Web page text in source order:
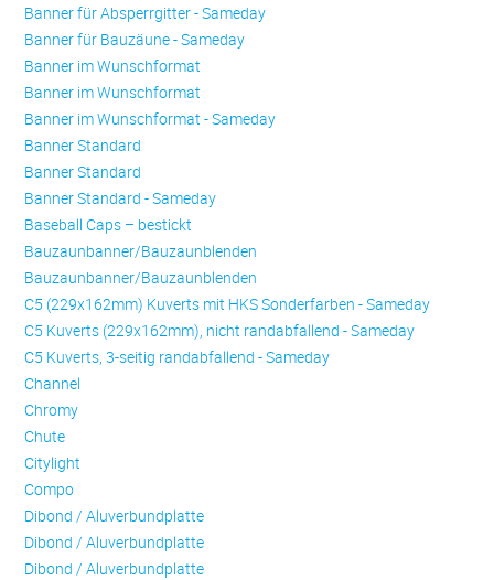
Banner für Absperrgitter - Sameday
Banner für Bauzäune - Sameday
Banner im Wunschformat
Banner im Wunschformat
Banner im Wunschformat - Sameday
Banner Standard
Banner Standard
Banner Standard - Sameday
Baseball Caps – bestickt
Bauzaunbanner/Bauzaunblenden
Bauzaunbanner/Bauzaunblenden
C5 (229x162mm) Kuverts mit HKS Sonderfarben - Sameday
C5 Kuverts (229x162mm), nicht randabfallend - Sameday
C5 Kuverts, 3-seitig randabfallend - Sameday
Channel
Chromy
Chute
Citylight
Compo
Dibond / Aluverbundplatte
Dibond / Aluverbundplatte
Dibond / Aluverbundplatte